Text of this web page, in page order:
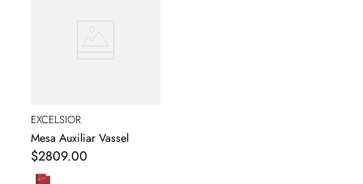
EXCELSIOR
Mesa Auxiliar Vassel
$2809.00